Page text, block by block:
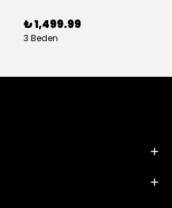
₺ 1,499.99
3 Beden